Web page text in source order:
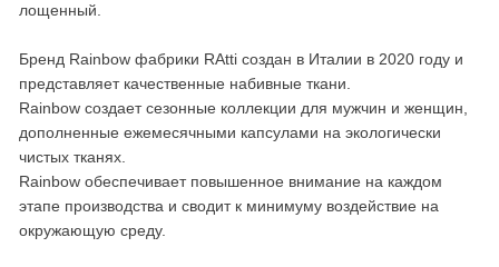
лощенный.
Бренд Rainbow фабрики RAtti создан в Италии в 2020 году и
представляет качественные набивные ткани.
Rainbow создает сезонные коллекции для мужчин и женщин,
дополненные ежемесячными капсулами на экологически
чистых тканях.
Rainbow обеспечивает повышенное внимание на каждом
этапе производства и сводит к минимуму воздействие на
окружающую среду.